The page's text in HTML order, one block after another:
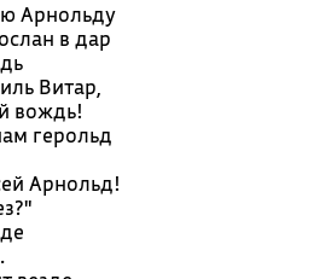
Арнольду
в дар
Витар,
вождь!
герольд
Арнольд!